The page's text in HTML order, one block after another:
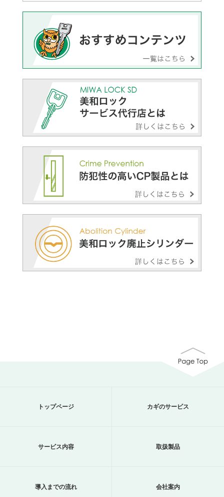
トップページ カギのサービス
サービス内容 取扱製品
導入までの流れ 会社案内